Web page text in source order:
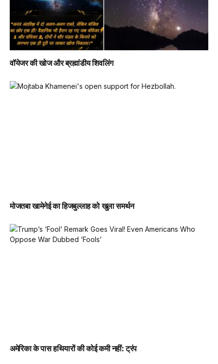
वॉयेजर की खोज और ब्रह्मांडीय शिवलिंग
मोजतबा खामेनेई का हिजबुल्लाह को खुला समर्थन
अमेरिका के पास हथियारों की कोई कमी नहीं: ट्रंप